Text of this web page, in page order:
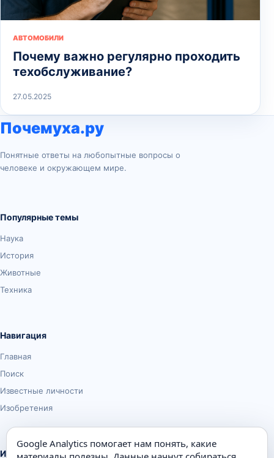
АВТОМОБИЛИ
Почему важно регулярно проходить
техобслуживание?
27.05.2025
Почемуха.ру
Понятные ответы на любопытные вопросы о
человеке и окружающем мире.
Популярные темы
Наука
История
Животные
Техника
Навигация
Главная
Поиск
Известные личности
Изобретения
Информация
Google Analytics помогает нам понять, какие